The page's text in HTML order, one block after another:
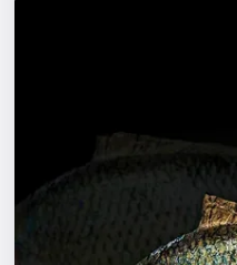
Спорт
События